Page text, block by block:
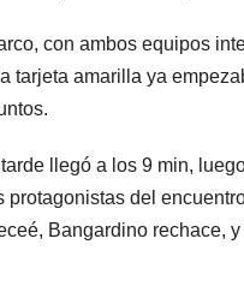
con ambos equipos
tarjeta amarilla ya
llegó a los 9 min,
del
Bangardino rechace,